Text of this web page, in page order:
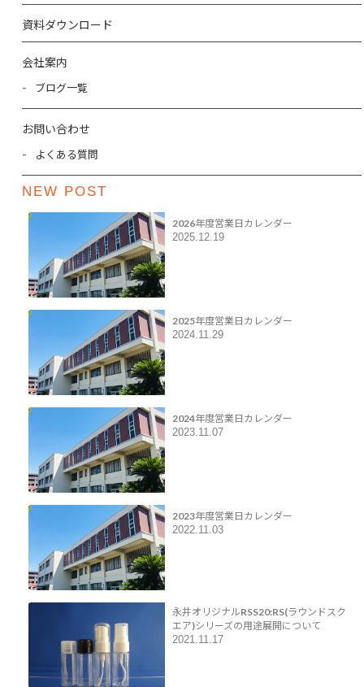
資料ダウンロード
会社案内
ブログ一覧
お問い合わせ
よくある質問
NEW POST
2026年度営業日カレンダー
2025.12.19
2025年度営業日カレンダー
2024.11.29
2024年度営業日カレンダー
2023.11.07
2023年度営業日カレンダー
2022.11.03
永井オリジナルRSS20:RS(ラウンドスク
エア)シリーズの用途展開について
2021.11.17